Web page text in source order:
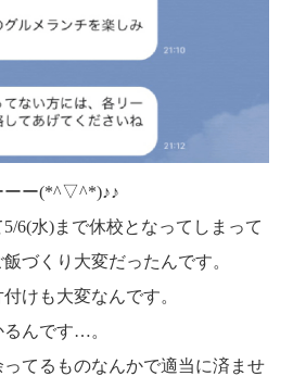
ーー(*^▽^*)♪♪
6(水)まで休校となってしまって
づくり大変だったんです。
けも大変なんです。
んです…。
てるものなんかで適当に済ませ